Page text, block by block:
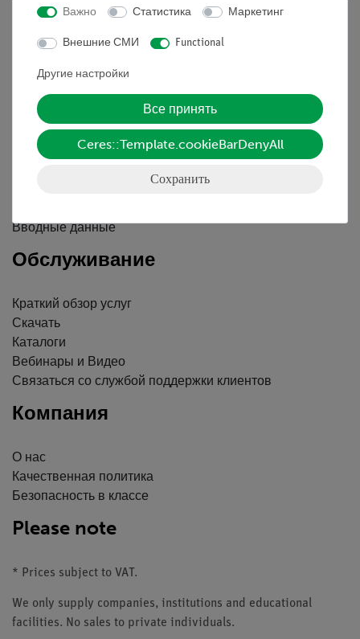
Информация
Вводные данные
Обслуживание
Краткий обзор услуг
Скачать
Каталоги
Вебинары и Видео
Связаться со службой поддержки клиентов
Компания
О нас
Качественная политика
Безопасность в классе
Please note
* Prices subject to VAT.
We only supply companies, institutions and educational
facilities. No sales to private individuals.
Важно Статистика Маркетинг
Внешние СМИ Functional
Другие настройки
Все принять
Ceres::Template.cookieBarDenyAll
Сохранить